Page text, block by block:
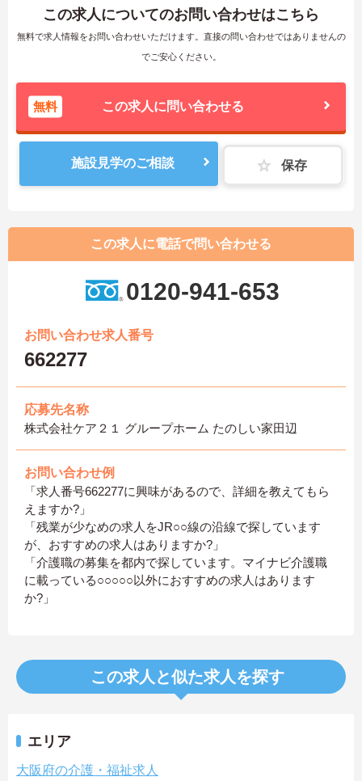
この求人についてのお問い合わせはこちら
無料で求人情報をお問い合わせいただけます。直接の問い合わせではありませんの
でご安心ください。
無料 この求人に問い合わせる
施設見学のご相談 保存
この求人に電話で問い合わせる
0120-941-653
お問い合わせ求人番号
662277
応募先名称
株式会社ケア２１ グループホーム たのしい家田辺
お問い合わせ例
「求人番号662277に興味があるので、詳細を教えてもら
えますか?」
「残業が少なめの求人をJR○○線の沿線で探しています
が、おすすめの求人はありますか?」
「介護職の募集を都内で探しています。マイナビ介護職
に載っている○○○○○以外におすすめの求人はあります
か?」
この求人と似た求人を探す
エリア
大阪府の介護・福祉求人